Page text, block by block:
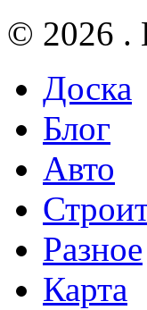
© 2026 .
Доска
Блог
Авто
Разное
Карта